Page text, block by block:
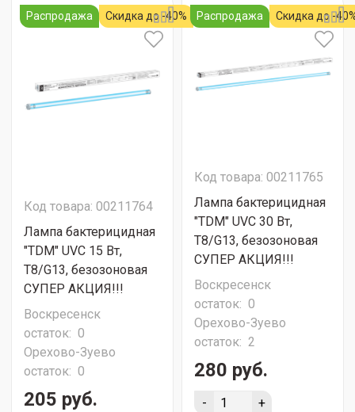
Распродажа Скидка до -40%
Код товара: 00211764
Лампа бактерицидная
"TDM" UVC 15 Вт,
T8/G13, безозоновая
СУПЕР АКЦИЯ!!!
Воскресенск
остаток: 0
Орехово-Зуево
остаток: 0
205 руб.
Распродажа Скидка до -
Код товара: 00211765
Лампа бактерицидная
"TDM" UVC 30 Вт,
T8/G13, безозоновая
СУПЕР АКЦИЯ!!!
Воскресенск
остаток: 0
Орехово-Зуево
остаток: 2
280 руб.
- +